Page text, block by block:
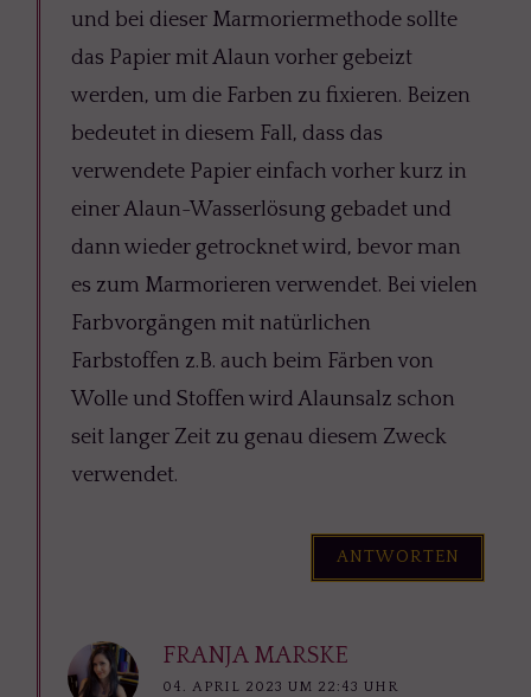
und bei dieser Marmoriermethode sollte
das Papier mit Alaun vorher gebeizt
werden, um die Farben zu fixieren. Beizen
bedeutet in diesem Fall, dass das
verwendete Papier einfach vorher kurz in
einer Alaun-Wasserlösung gebadet und
dann wieder getrocknet wird, bevor man
es zum Marmorieren verwendet. Bei vielen
Farbvorgängen mit natürlichen
Farbstoffen z.B. auch beim Färben von
Wolle und Stoffen wird Alaunsalz schon
seit langer Zeit zu genau diesem Zweck
verwendet.
ANTWORTEN
FRANJA MARSKE
04. APRIL 2023 UM 22:43 UHR